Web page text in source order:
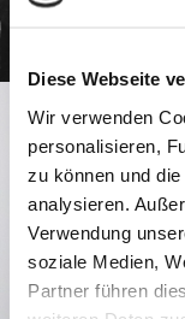
Diese Webseite
Wir verwenden
personalisieren,
zu können und
analysieren.
Verwendung
soziale Medien,
Partner führen